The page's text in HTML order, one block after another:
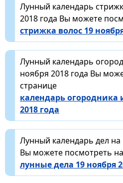
Лунный календарь
2018 года Вы можете
стрижка волос 19
Лунный календарь
ноября 2018 года Вы
странице
календарь огородника
2018 года
Лунный календарь дел на
Вы можете посмотреть
лунные дела 19 ноября